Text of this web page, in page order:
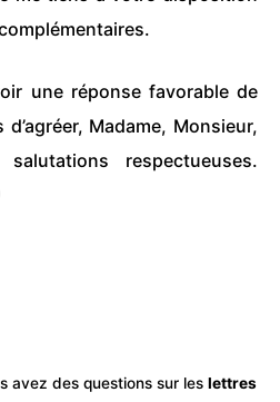
une réponse favorable de
Madame, Monsieur,
respectueuses.
avez des questions sur les lettres